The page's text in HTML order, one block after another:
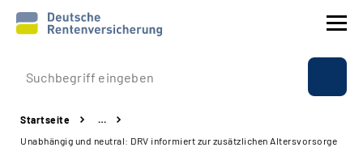
Prävention
Reha
Startseite
…
Unabhängig und neutral: DRV informiert zur zusätzlichen Altersvorsorge